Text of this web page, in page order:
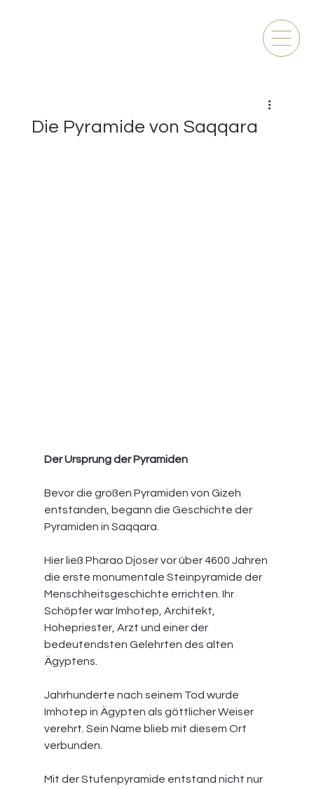
Die Pyramide von Saqqara
Der Ursprung der Pyramiden
Bevor die großen Pyramiden von Gizeh
entstanden, begann die Geschichte der
Pyramiden in Saqqara.
Hier ließ Pharao Djoser vor über 4600 Jahren
die erste monumentale Steinpyramide der
Menschheitsgeschichte errichten. Ihr
Schöpfer war Imhotep, Architekt,
Hohepriester, Arzt und einer der
bedeutendsten Gelehrten des alten
Ägyptens.
Jahrhunderte nach seinem Tod wurde
Imhotep in Ägypten als göttlicher Weiser
verehrt. Sein Name blieb mit diesem Ort
verbunden.
Mit der Stufenpyramide entstand nicht nur